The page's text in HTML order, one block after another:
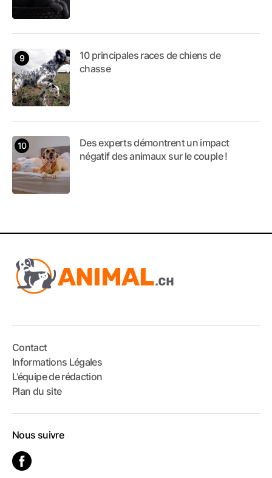
10 principales races de chiens de
chasse
Des experts démontrent un impact
négatif des animaux sur le couple !
Contact
Informations Légales
L’équipe de rédaction
Plan du site
Nous suivre